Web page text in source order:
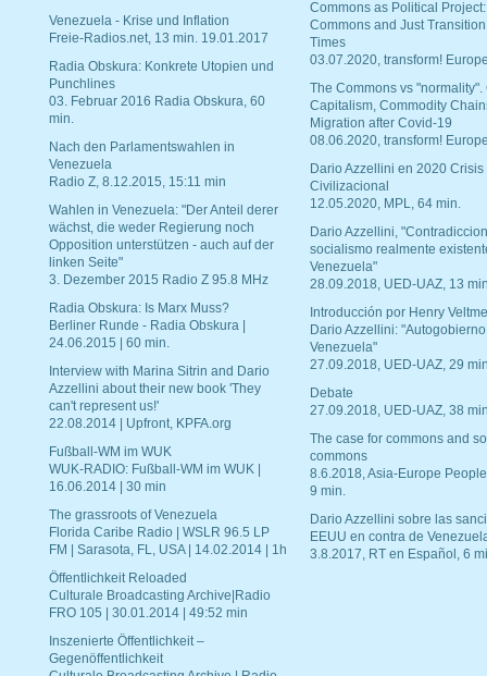
Venezuela - Krise und Inflation
Freie-Radios.net, 13 min. 19.01.2017
Radia Obskura: Konkrete Utopien und
Punchlines
03. Februar 2016 Radia Obskura, 60
min.
Nach den Parlamentswahlen in
Venezuela
Radio Z, 8.12.2015, 15:11 min
Wahlen in Venezuela: "Der Anteil derer
wächst, die weder Regierung noch
Opposition unterstützen - auch auf der
linken Seite"
3. Dezember 2015 Radio Z 95.8 MHz
Radia Obskura: Is Marx Muss?
Berliner Runde - Radia Obskura |
24.06.2015 | 60 min.
Interview with Marina Sitrin and Dario
Azzellini about their new book 'They
can't represent us!'
22.08.2014 | Upfront, KPFA.org
Fußball-WM im WUK
WUK-RADIO: Fußball-WM im WUK |
16.06.2014 | 30 min
The grassroots of Venezuela
Florida Caribe Radio | WSLR 96.5 LP
FM | Sarasota, FL, USA | 14.02.2014 | 1h
Öffentlichkeit Reloaded
Culturale Broadcasting Archive|Radio
FRO 105 | 30.01.2014 | 49:52 min
Inszenierte Öffentlichkeit –
Gegenöffentlichkeit
Commons as Political Project:
Commons and Just
Times
03.07.2020, transform!
The Commons vs "normality".
Capitalism, Commodity
Migration after Covid-19
08.06.2020, transform!
Dario Azzellini en 2020 Crisis
Civilizacional
12.05.2020, MPL, 64 min.
Dario Azzellini,
socialismo realmente
Venezuela"
28.09.2018, UED-UAZ, 13
Introducción por Henry
Dario Azzellini:
Venezuela"
27.09.2018, UED-UAZ, 29
Debate
27.09.2018, UED-UAZ, 38
The case for commons and
commons
8.6.2018, Asia-Europe
9 min.
Dario Azzellini sobre las
EEUU en contra de
3.8.2017, RT en Español, 6